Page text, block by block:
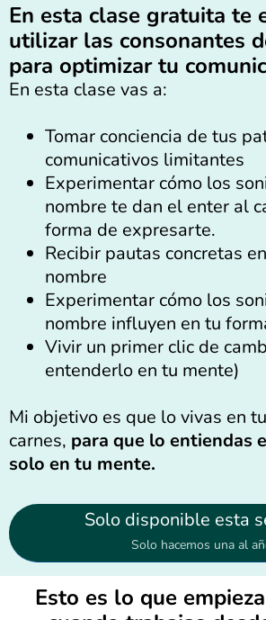
En esta clase gratuita te
utilizar las consonantes
para optimizar tu
En esta clase vas a:
Tomar conciencia de tus
comunicativos limitantes
Experimentar cómo los
nombre te dan el enter al
forma de expresarte.
Recibir pautas concretas
nombre
Experimentar cómo los
nombre influyen en tu
Vivir un primer clic de
entenderlo en tu mente)
Mi objetivo es que lo vivas en
carnes, para que lo entiendas
solo en tu mente.
Solo disponible esta
Solo hacemos una al
Esto es lo que